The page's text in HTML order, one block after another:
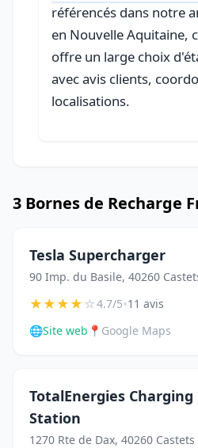
référencés dans notre
en Nouvelle Aquitaine,
offre un large choix
avec avis clients,
localisations.
3 Bornes de Recharge
Tesla Supercharger
90 Imp. du Basile, 40260
★★★★☆4.7/5•11 avis
🌐Site web 📍 Google Maps
TotalEnergies Charging
Station
1270 Rte de Dax, 40260 Castets